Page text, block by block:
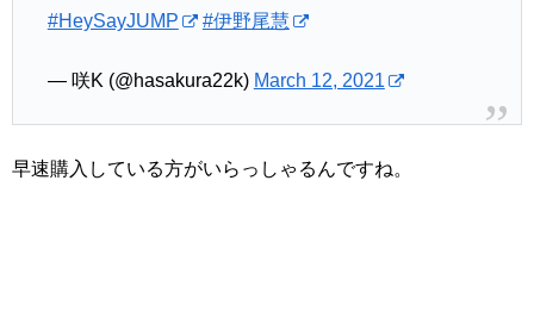
#HeySayJUMP
#伊野尾慧
— 咲K (@hasakura22k) March 12, 2021
早速購入している方がいらっしゃるんですね。